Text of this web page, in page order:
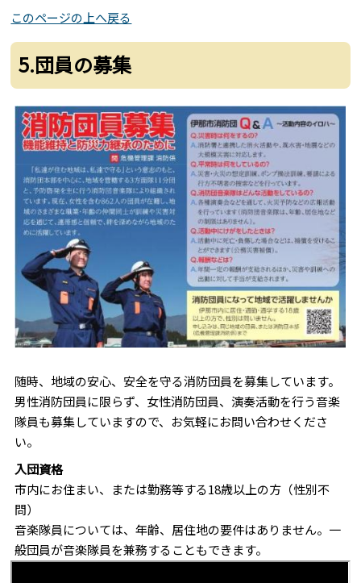
このページの上へ戻る
5.団員の募集
随時、地域の安心、安全を守る消防団員を募集しています。
男性消防団員に限らず、女性消防団員、演奏活動を行う音楽
隊員も募集していますので、お気軽にお問い合わせくださ
い。
入団資格
市内にお住まい、または勤務等する18歳以上の方（性別不
問）
音楽隊員については、年齢、居住地の要件はありません。一
般団員が音楽隊員を兼務することもできます。